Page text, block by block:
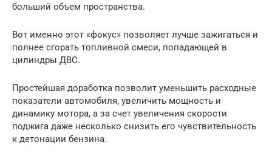
больший объем пространства.
Вот именно этот «фокус» позволяет лучше зажигаться и
полнее сгорать топливной смеси, попадающей в
цилиндры ДВС.
Простейшая доработка позволит уменьшить расходные
показатели автомобиля, увеличить мощность и
динамику мотора, а за счет увеличения скорости
поджига даже несколько снизить его чувствительность
к детонации бензина.